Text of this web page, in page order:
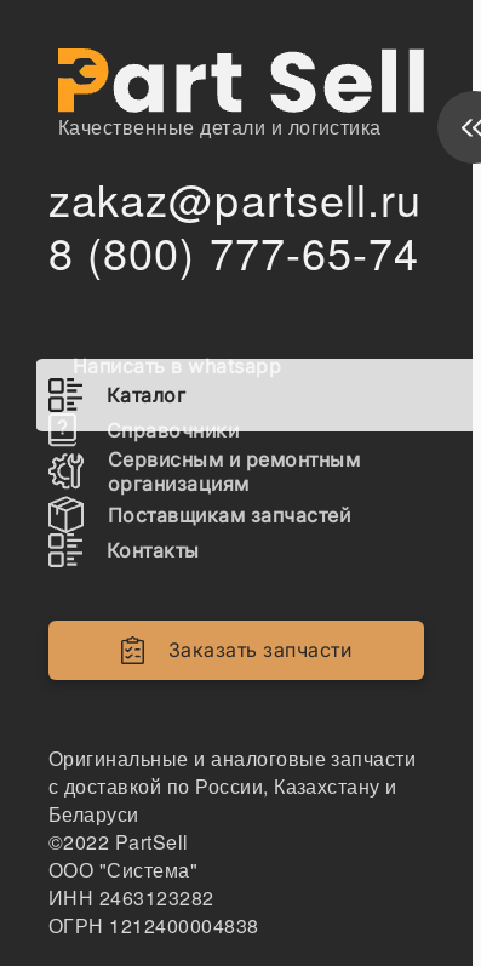
Качественные детали и логистика
zakaz@partsell.ru
8 (800) 777-65-74
Написать в whatsapp
Каталог
Справочники
Сервисным и ремонтным
организациям
Поставщикам запчастей
Контакты
Заказать запчасти
Оригинальные и аналоговые запчасти
с доставкой по России, Казахстану и
Беларуси
©2022 PartSell
ООО "Система"
ИНН 2463123282
ОГРН 1212400004838